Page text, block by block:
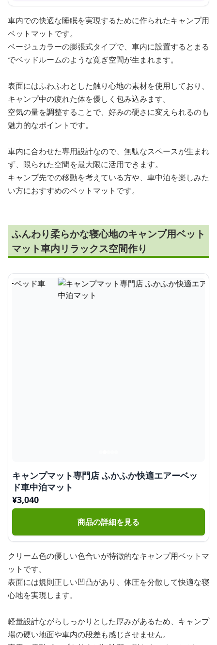
車内での快適な睡眠を実現するために作られたキャンプ用
ベットマットです。
ベージュカラーの膨張式タイプで、車内に設置するとまる
でベッドルームのような寛ぎ空間が生まれます。
表面にはふわふわとした触り心地の素材を使用しており、
キャンプ中の疲れた体を優しく包み込みます。
空気の量を調整することで、好みの硬さに変えられるのも
魅力的なポイントです。
車内に合わせた専用設計なので、無駄なスペースが生まれ
ず、限られた空間を最大限に活用できます。
キャンプ先での移動を考えている方や、車中泊を楽しみた
い方におすすめのベットマットです。
ふんわり柔らかな寝心地のキャンプ用ベット
マット車内リラックス空間作り
キャンプマット専門店 ふかふか快適エアーベッ
ド車中泊マット
¥3,040
商品の詳細を見る
クリーム色の優しい色合いが特徴的なキャンプ用ベットマ
ットです。
表面には規則正しい凹凸があり、体圧を分散して快適な寝
心地を実現します。
軽量設計ながらしっかりとした厚みがあるため、キャンプ
場の硬い地面や車内の段差も感じさせません。